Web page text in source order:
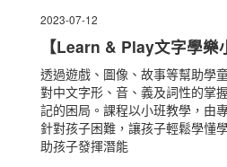
2023-07-12
【Learn & Play文字學樂
透過遊戲、圖像、故事等幫助學
對中文字形、音、義及詞性的掌
記的困局。課程以小班教學，由
針對孩子困難，讓孩子輕鬆學懂
助孩子發揮潛能